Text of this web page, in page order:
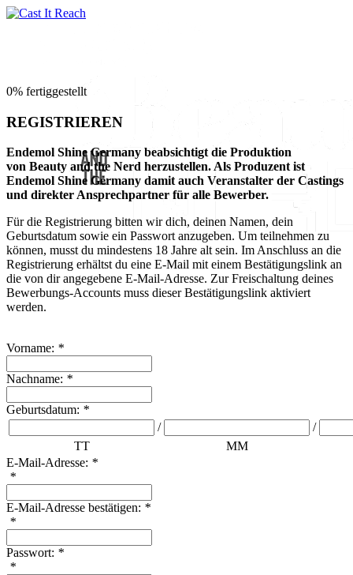
0% fertiggestellt
REGISTRIEREN
Endemol Shine Germany beabsichtigt die Produktion
von Beauty and the Nerd herzustellen. Als Produzent ist
Endemol Shine Germany damit auch Veranstalter der Castings
und direkter Ansprechpartner für alle Bewerber.
Für die Registrierung bitten wir dich, deinen Namen, dein
Geburtsdatum sowie ein Passwort anzugeben. Um teilnehmen zu
können, musst du mindestens 18 Jahre alt sein. Im Anschluss an die
Registrierung erhältst du eine E-Mail mit einem Bestätigungslink an
die von dir angegebene E-Mail-Adresse. Zur Freischaltung deines
Bewerbungs-Accounts muss dieser Bestätigungslink aktiviert
werden.
Vorname: *
Nachname: *
Geburtsdatum: *
/
/
TT
MM
E-Mail-Adresse: *
*
E-Mail-Adresse bestätigen: *
*
Passwort: *
*